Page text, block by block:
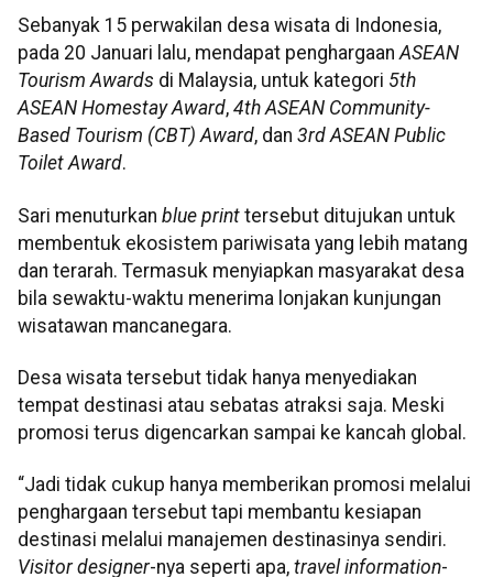
Sebanyak 15 perwakilan desa wisata di Indonesia,
pada 20 Januari lalu, mendapat penghargaanASEAN
Tourism Awards di Malaysia, untuk kategori 5th
ASEAN Homestay Award, 4th ASEAN Community-
Based Tourism (CBT) Award, dan 3rd ASEAN Public
Toilet Award.
Sari menuturkan blue print tersebut ditujukan untuk
membentuk ekosistem pariwisata yang lebih matang
dan terarah. Termasuk menyiapkan masyarakat desa
bila sewaktu-waktu menerima lonjakan kunjungan
wisatawan mancanegara.
Desa wisata tersebut tidak hanya menyediakan
tempat destinasi atau sebatas atraksi saja. Meski
promosi terus digencarkan sampai ke kancah global.
“Jadi tidak cukup hanya memberikan promosi melalui
penghargaan tersebut tapi membantu kesiapan
destinasi melalui manajemen destinasinya sendiri.
Visitor designer-nya seperti apa, travel information-